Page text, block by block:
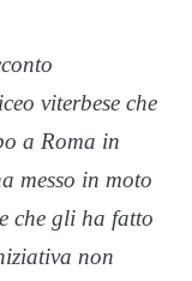
viterbese che
a Roma in
messo in moto
che gli ha fatto
non